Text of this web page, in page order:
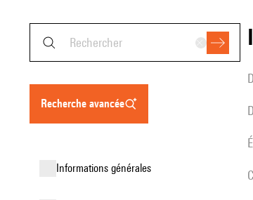
recherche avancée
informations générales